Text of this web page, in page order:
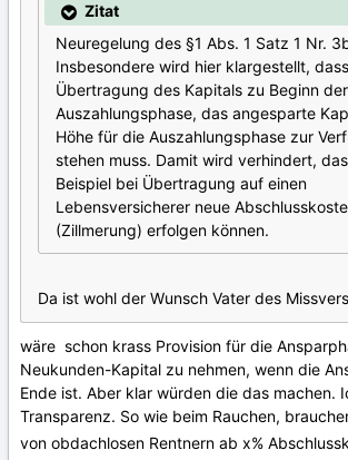
Zitat
Neuregelung des §1 Abs. 1 Satz 1 Nr.
Insbesondere wird hier klargestellt,
Übertragung des Kapitals zu Beginn der
Auszahlungsphase, das angesparte
Höhe für die Auszahlungsphase zur
stehen muss. Damit wird verhindert,
Beispiel bei Übertragung auf einen
Lebensversicherer neue
(Zillmerung) erfolgen können.
Da ist wohl der Wunsch Vater des
wäre schon krass Provision für die
Neukunden-Kapital zu nehmen, wenn die
Ende ist. Aber klar würden die das machen.
Transparenz. So wie beim Rauchen,
von obdachlosen Rentnern ab x%